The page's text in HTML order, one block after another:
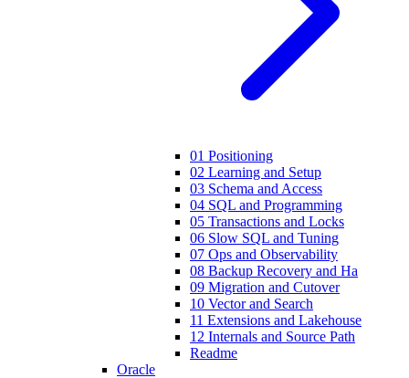
01 Positioning
02 Learning and Setup
03 Schema and Access
04 SQL and Programming
05 Transactions and Locks
06 Slow SQL and Tuning
07 Ops and Observability
08 Backup Recovery and Ha
09 Migration and Cutover
10 Vector and Search
11 Extensions and Lakehouse
12 Internals and Source Path
Readme
Oracle